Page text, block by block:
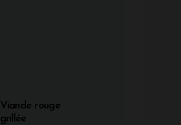
Viande rouge
grillée